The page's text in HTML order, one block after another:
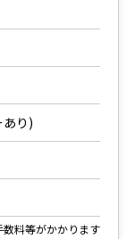
り)
料等がかかります